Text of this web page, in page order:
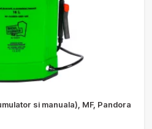
si manuala), MF, Pandora